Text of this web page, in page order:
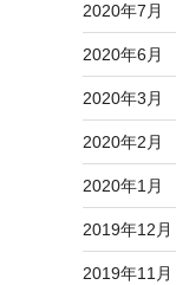
2020年7月
2020年6月
2020年3月
2020年2月
2020年1月
2019年12月
2019年11月